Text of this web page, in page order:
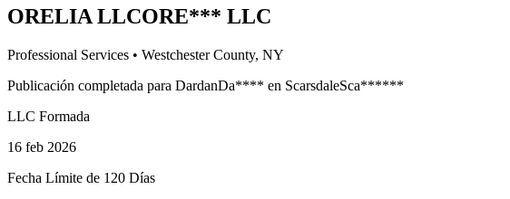
ORELIA LLCORE*** LLC
Professional Services • WestchesterCounty, NY
Publicación completada para DardanDa**** en ScarsdaleSca******
LLC Formada
16 feb 2026
Fecha Límite de 120 Días